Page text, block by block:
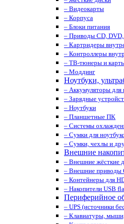
– Видеокарты
– Корпуса
– Блоки питания
– Приводы CD,
– Картридеры
– Контроллеры
– ТВ-тюнеры и
– Моддинг
Ноутбуки,
– Аккумуляторы для
– Зарядные
– Ноутбуки
– Планшетные ПК
– Системы
– Сумки для
– Сумки, чехлы и
Внешние
– Внешние жёсткие
– Внешние приводы
– Контейнеры для
– Накопители USB
Периферийное
– UPS (источники
– Клавиатуры,